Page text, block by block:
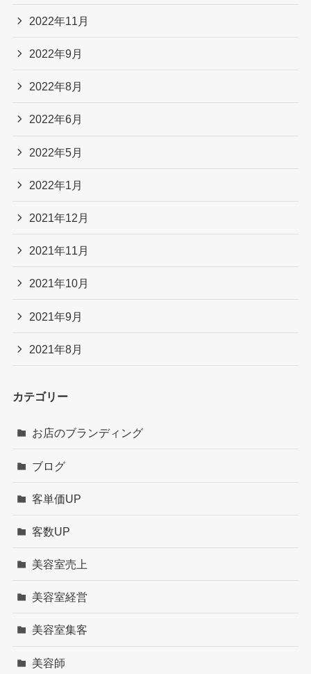
2022年11月
2022年9月
2022年8月
2022年6月
2022年5月
2022年1月
2021年12月
2021年11月
2021年10月
2021年9月
2021年8月
カテゴリー
お店のブランディング
ブログ
客単価UP
客数UP
美容室売上
美容室経営
美容室集客
美容師